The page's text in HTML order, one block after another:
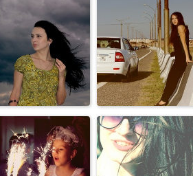
Персоны Персоны